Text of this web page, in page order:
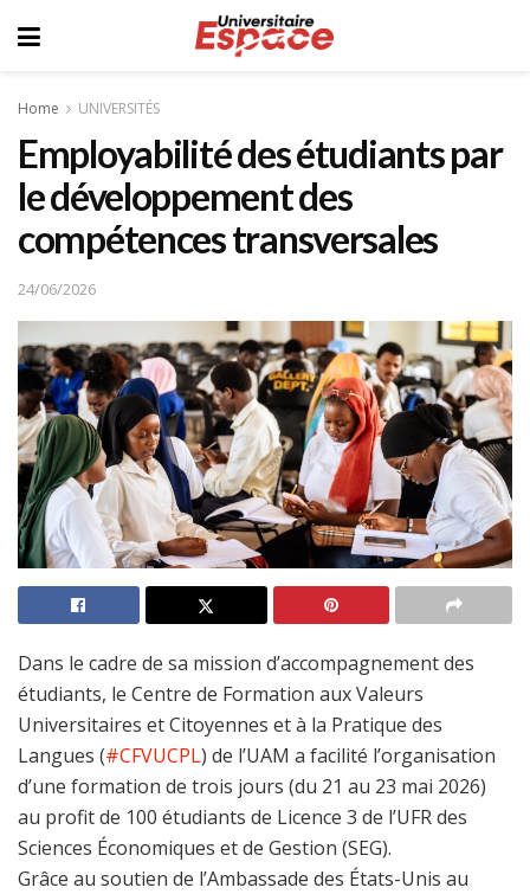
Home UNIVERSITÉS
Employabilité des étudiants par
le développement des
compétences transversales
24/06/2026
Dans le cadre de sa mission d’accompagnement des
étudiants, le Centre de Formation aux Valeurs
Universitaires et Citoyennes et à la Pratique des
Langues (#CFVUCPL) de l’UAM a facilité l’organisation
d’une formation de trois jours (du 21 au 23 mai 2026)
au profit de 100 étudiants de Licence 3 de l’UFR des
Sciences Économiques et de Gestion (SEG).
Grâce au soutien de l’Ambassade des États-Unis au